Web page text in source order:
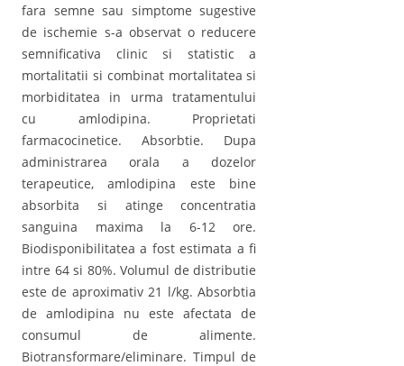
fara semne sau simptome sugestive
de ischemie s-a observat o reducere
semnificativa clinic si statistic a
mortalitatii si combinat mortalitatea si
morbiditatea in urma tratamentului
cu amlodipina. Proprietati
farmacocinetice. Absorbtie. Dupa
administrarea orala a dozelor
terapeutice, amlodipina este bine
absorbita si atinge concentratia
sanguina maxima la 6-12 ore.
Biodisponibilitatea a fost estimata a fi
intre 64 si 80%. Volumul de distributie
este de aproximativ 21 l/kg. Absorbtia
de amlodipina nu este afectata de
consumul de alimente.
Biotransformare/eliminare. Timpul de